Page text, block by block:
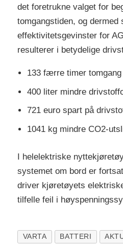
det foretrukne valget for
tomgangstiden, og
effektivitetsgevinster for
resulterer i betydelige
133 færre timer tomgang
400 liter mindre
721 euro spart på
1041 kg mindre CO2-
I helelektriske
systemet om bord er
driver kjøretøyets
tilfelle feil i
VARTA BATTERI